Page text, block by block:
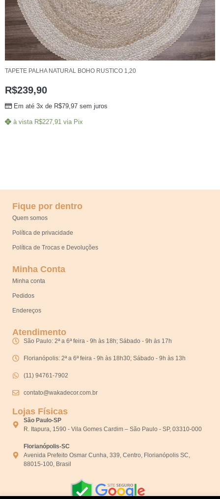
TAPETE PALHA NATURAL BOHO RUSTICO 1,20
R$239,90
Em até 3x de R$79,97 sem juros
à vista R$227,91 via Pix
Fique por dentro
Quem somos
Política de privacidade
Política de Trocas e Devoluções
Minha Conta
Minha conta
Pedidos
Endereços
Atendimento
São Paulo: 2ª a 6ª feira - 9h às 18h; Sábado - 9h às 17h
Florianópolis: 2ª a 6ª feira - 9h às 18h30; Sábado - 9h às 13h
(11) 94761-7902
contato@wakadecor.com.br
Lojas Físicas
São Paulo-SP
R. Itapura, 1590 - Vila Gomes Cardim – São Paulo - SP, 03310-000
Florianópolis-SC
Avenida Prefeito Osmar Cunha, 339, Centro, Florianópolis SC,
88015-100, Brasil